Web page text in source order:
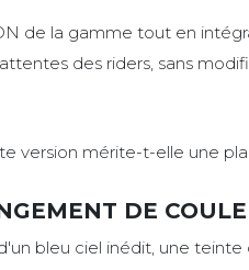
de la gamme tout en
des riders, sans
version mérite-t-elle une
DE
bleu ciel inédit, une teinte